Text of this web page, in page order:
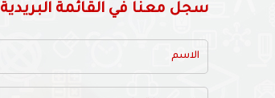
سجل معنا في القائمة البريدية